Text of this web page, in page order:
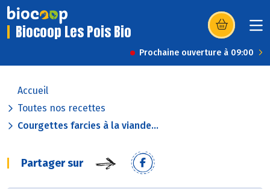
Biocoop Les Pois Bio (s’ouvre dans
Prochaine ouverture à 09:00
Accueil
Toutes nos recettes
Courgettes farcies à la viande...
Partager sur